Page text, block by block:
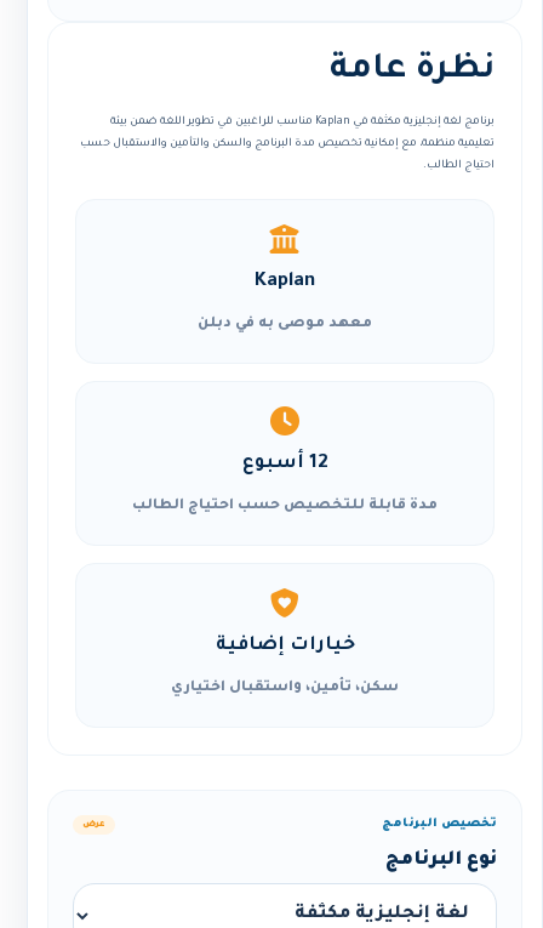
نظرة عامة
برنامج لغة إنجليزية مكثفة في Kaplan مناسب للراغبين في تطوير اللغة ضمن بيئة
تعليمية منظمة، مع إمكانية تخصيص مدة البرنامج والسكن والتأمين والاستقبال حسب
احتياج الطالب.
Kaplan
معهد موصى به في دبلن
12 أسبوع
مدة قابلة للتخصيص حسب احتياج الطالب
خيارات إضافية
سكن، تأمين، واستقبال اختياري
تخصيص البرنامج عرض
نوع البرنامج